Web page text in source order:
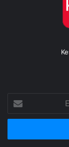
E-
Posta
adresinizi